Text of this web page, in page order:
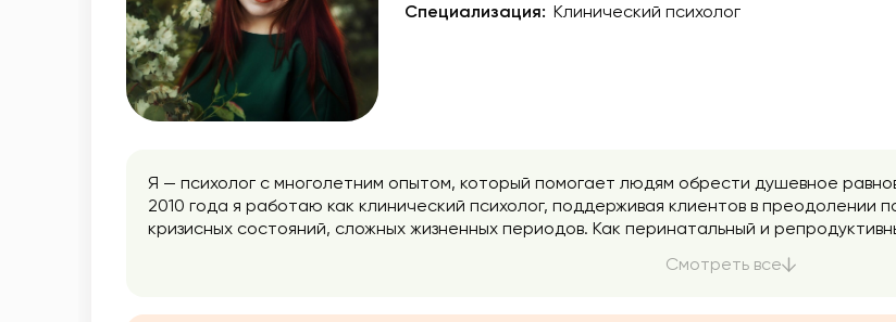
Специализация: Клинический психолог
Я — психолог с многолетним опытом, который помогает людям обрести душевное
2010 года я работаю как клинический психолог, поддерживая клиентов в преодолении
кризисных состояний, сложных жизненных периодов. Как перинатальный и
перинатальные потери, сопровождаю женщин во время беременности и послеродового
Смотреть все